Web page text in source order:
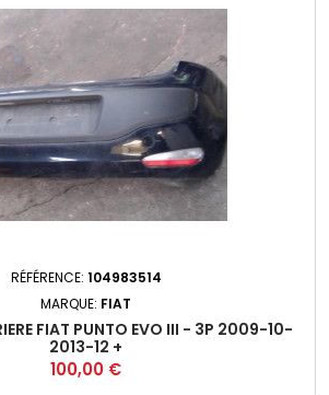
RÉFÉRENCE: 104983514
MARQUE: FIAT
FIAT PUNTO EVO III - 3P 2009-10-
2013-12 +
Prix
100,00 €